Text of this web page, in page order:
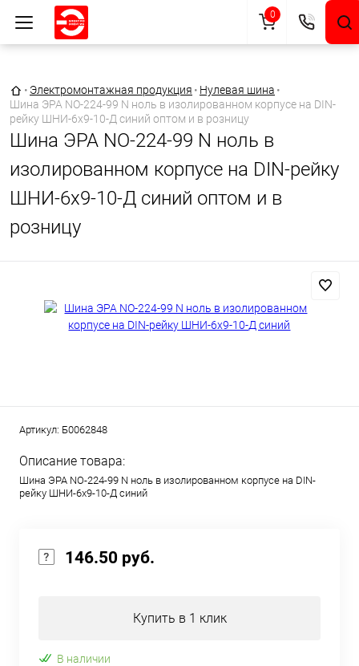
Главная страница
• Электромонтажная продукция • Нулевая шина •
Шина ЭРА NO-224-99 N ноль в изолированном корпусе на DIN-
рейку ШНИ-6х9-10-Д синий оптом и в розницу
Шина ЭРА NO-224-99 N ноль в
изолированном корпусе на DIN-рейку
ШНИ-6х9-10-Д синий оптом и в
розницу
Артикул: Б0062848
Описание товара:
Шина ЭРА NO-224-99 N ноль в изолированном корпусе на DIN-
рейку ШНИ-6х9-10-Д синий
146.50 руб.
Купить в 1 клик
В наличии
0